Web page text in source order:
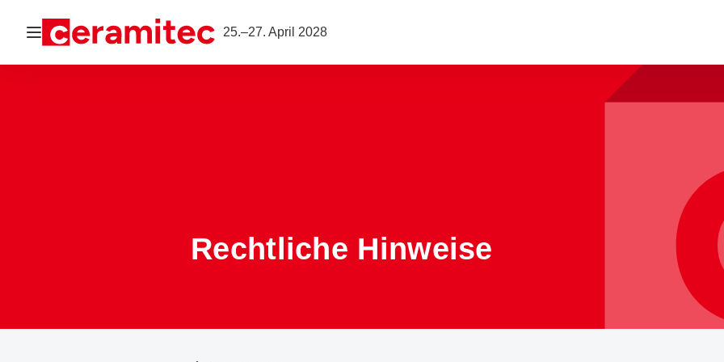
Navigation öffnen 25.–27. April 2028
Rechtliche Hinweise